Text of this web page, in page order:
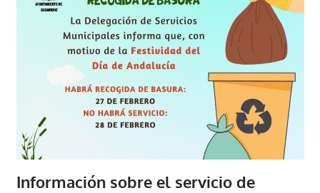
Información sobre el servicio de